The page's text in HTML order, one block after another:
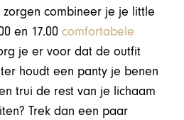
combineer je je little
en 17.00comfortabele
je er voor dat de outfit
houdt een panty je benen
trui de rest van je lichaam
Trek dan een paar